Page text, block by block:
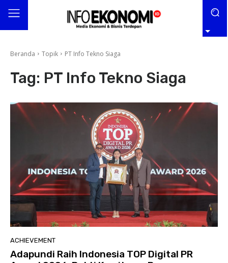
Beranda Topik PT Info Tekno Siaga
Tag: PT Info Tekno Siaga
ACHIEVEMENT
Adapundi Raih Indonesia TOP Digital PR